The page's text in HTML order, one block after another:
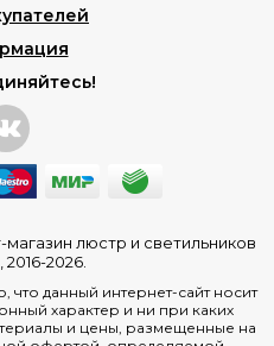
магазин люстр и светильников
, 2016-2026.
данный интернет-сайт носит
характер и ни при каких
и цены, размещенные на